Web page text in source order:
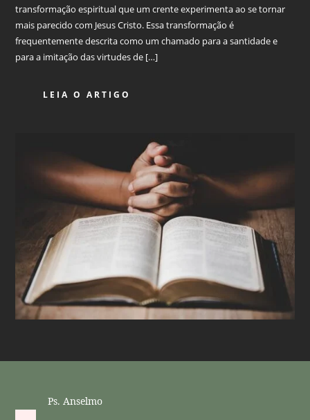
transformação espiritual que um crente experimenta ao se tornar
mais parecido com Jesus Cristo. Essa transformação é
frequentemente descrita como um chamado para a santidade e
para a imitação das virtudes de […]
LEIA O ARTIGO
Ps. Anselmo